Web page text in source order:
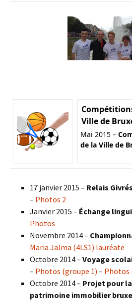
Ville de
Mai 2015 –
de la Ville de
17 janvier 2015 – Relais Givrés
– Photos 2
Janvier 2015 – Échange
Photos
Novembre 2014 –
Maria Jalma (4LS1) lauréate
Octobre 2014 – Voyage
– Photos (groupe 1) – Photos
Octobre 2014 – Projet pour
patrimoine immobilier